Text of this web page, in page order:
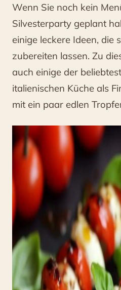
und
einfache
Rezept-
Ideen
mit
Balsamico
Wenn Sie noch kein
Silvesterparty geplant
einige leckere Ideen, die
zubereiten lassen. Zu
auch einige der
italienischen Küche als
mit ein paar edlen